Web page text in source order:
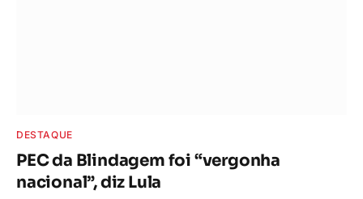
DESTAQUE
PEC da Blindagem foi “vergonha
nacional”, diz Lula